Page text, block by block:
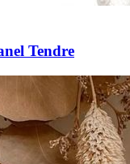
Tendre